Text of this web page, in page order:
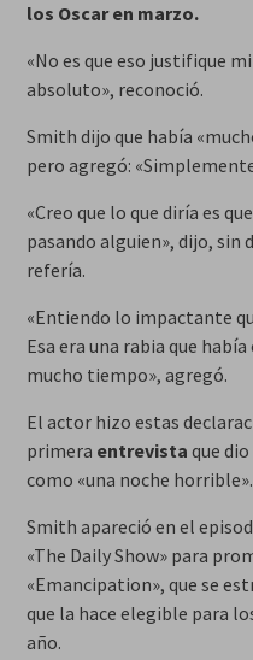
los Oscar en marzo.
«No es que eso justifique
absoluto», reconoció.
Smith dijo que había
pero agregó:
«Creo que lo que diría es
pasando alguien», dijo, sin
refería.
«Entiendo lo impactante
Esa era una rabia que
mucho tiempo», agregó.
El actor hizo estas
primera entrevista que
como «una noche horrible».
Smith apareció en el
«The Daily Show» para
«Emancipation», que se
que la hace elegible para
año.